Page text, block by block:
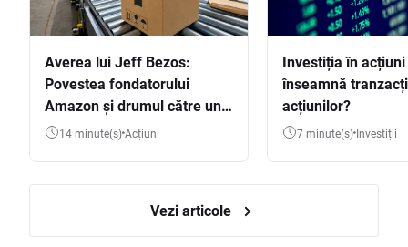
Averea lui Jeff Bezos:
Povestea fondatorului
Amazon și drumul către una
dintre cele mai mari averi
14 minute(s) Acțiuni
Investiția în
înseamnă
acțiunilor?
7 minute(s) Investiții
Vezi articole